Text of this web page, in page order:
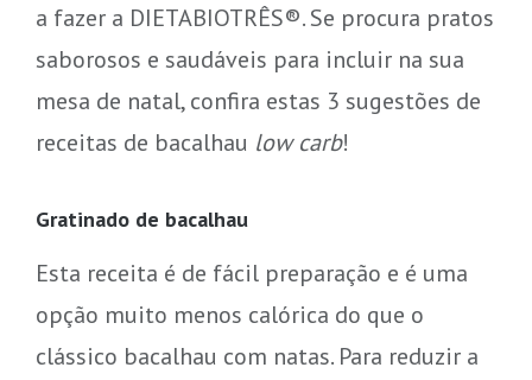
a fazer a DIETABIOTRÊS®. Se procura pratos
saborosos e saudáveis para incluir na sua
mesa de natal, confira estas 3 sugestões de
receitas de bacalhau low carb!
Gratinado de bacalhau
Esta receita é de fácil preparação e é uma
opção muito menos calórica do que o
clássico bacalhau com natas. Para reduzir a